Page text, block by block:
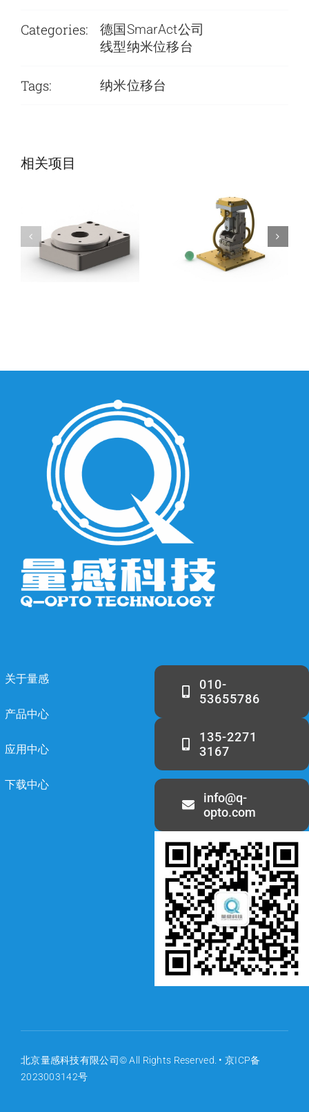
Categories:
德国SmarAct公司
线型纳米位移台
Tags: 纳米位移台
相关项目
SmarAct公司-低
温旋转台
关于量感
产品中心
应用中心
下载中心
010-
53655786
135-2271
3167
info@q-
opto.com
北京量感科技有限公司© All Rights Reserved. • 京ICP备
2023003142号